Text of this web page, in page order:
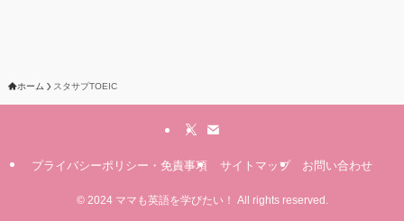
ホーム スタサプTOEIC
プライバシーポリシー・免責事項 サイトマップ お問い合わせ
©2024 ママも英語を学びたい！ All rights reserved.